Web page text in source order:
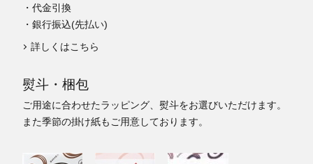
・代金引換
・銀行振込(先払い)
詳しくはこちら
熨斗・梱包
ご用途に合わせたラッピング、熨斗をお選びいただけます。
また季節の掛け紙もご用意しております。